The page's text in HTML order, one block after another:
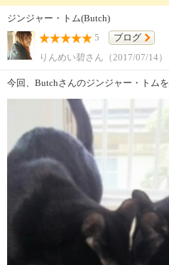
ジンジャー・トム(Butch)
5
ブログ
りんめい碧さん（2017/07/14）
今回、Butchさんのジンジャー・トム